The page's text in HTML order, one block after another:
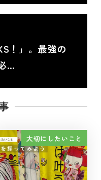
！」。最強の
…
大切にしたいこと